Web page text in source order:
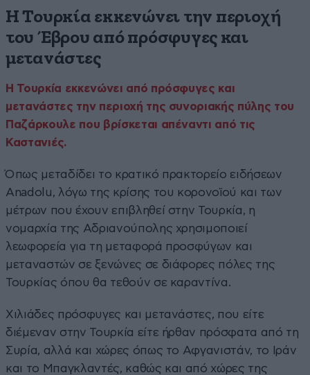
Η Τουρκία εκκενώνει την περιοχή
του Έβρου από πρόσφυγες και
μετανάστες
H Τουρκία εκκενώνει από πρόσφυγες και
μετανάστες την περιοχή της συνοριακής πύλης του
Παζάρκουλε που βρίσκεται απέναντι από τις
Καστανιές.
Όπως μεταδίδει το κρατικό πρακτορείο ειδήσεων
Anadolu, λόγω της κρίσης του κορονοϊού και των
μέτρων που έχουν επιβληθεί στην Τουρκία, η
νομαρχία της Αδριανούπολης χρησιμοποιεί
λεωφορεία για τη μεταφορά προσφύγων και
μεταναστών σε ξενώνες σε διάφορες πόλες της
Τουρκίας όπου θα τεθούν σε καραντίνα.
Χιλιάδες πρόσφυγες και μετανάστες, που είτε
διέμεναν στην Τουρκία είτε ήρθαν πρόσφατα από τη
Συρία, αλλά και χώρες όπως το Αφγανιστάν, το Ιράν
και το Μπαγκλαντές, καθώς και από χώρες της